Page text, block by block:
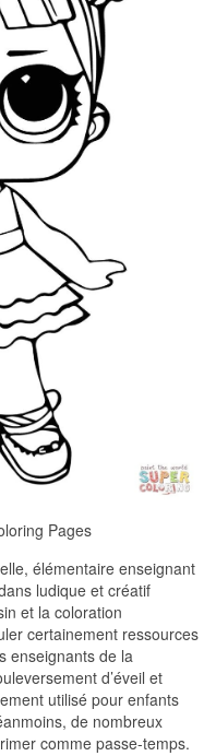
Pages
élémentaire enseignant
ludique et créatif
et la coloration
certainement ressources
enseignants de la
d’éveil et
utilisé pour enfants
de nombreux
comme passe-temps.